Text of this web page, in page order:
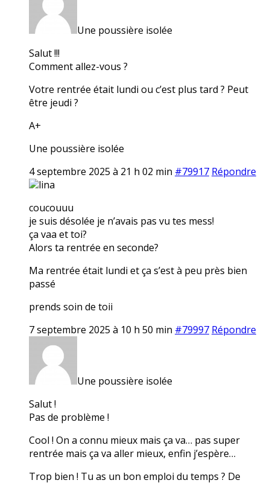
Une poussière isolée
Salut !!!
Comment allez-vous ?
Votre rentrée était lundi ou c’est plus tard ? Peut
être jeudi ?
A+
Une poussière isolée
4 septembre 2025 à 21 h 02 min #79917 Répondre
lina
coucouuu
je suis désolée je n’avais pas vu tes mess!
ça vaa et toi?
Alors ta rentrée en seconde?
Ma rentrée était lundi et ça s’est à peu près bien
passé
prends soin de toii
7 septembre 2025 à 10 h 50 min #79997 Répondre
Une poussière isolée
Salut !
Pas de problème !
Cool ! On a connu mieux mais ça va… pas super
rentrée mais ça va aller mieux, enfin j’espère…
Trop bien ! Tu as un bon emploi du temps ? De